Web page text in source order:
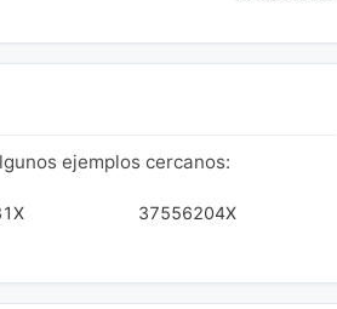
ejemplos cercanos:
37556204X